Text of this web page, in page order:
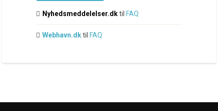
Nyhedsmeddelelser.dktil FAQ
Webhavn.dktil FAQ